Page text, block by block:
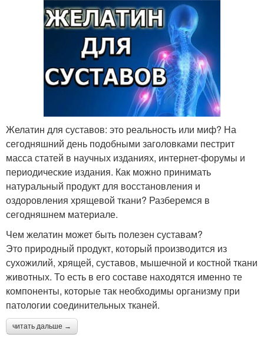
Желатин для суставов: это реальность или миф? На
сегодняшний день подобными заголовками пестрит
масса статей в научных изданиях, интернет-форумы и
периодические издания. Как можно принимать
натуральный продукт для восстановления и
оздоровления хрящевой ткани? Разберемся в
сегодняшнем материале.
Чем желатин может быть полезен суставам?
Это природный продукт, который производится из
сухожилий, хрящей, суставов, мышечной и костной ткани
животных. То есть в его составе находятся именно те
компоненты, которые так необходимы организму при
патологии соединительных тканей.
читать дальше →